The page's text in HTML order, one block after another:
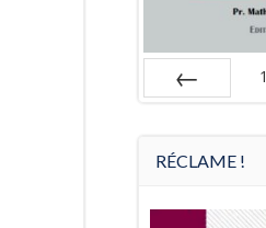
1
RÉCLAME !